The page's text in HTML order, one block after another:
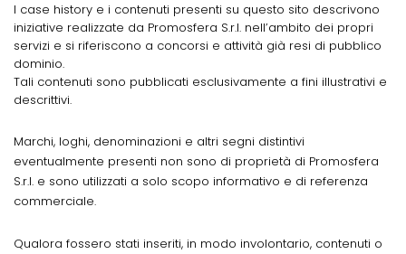
I case history e i contenuti presenti su questo sito descrivono
iniziative realizzate da Promosfera S.r.l. nell’ambito dei propri
servizi e si riferiscono a concorsi e attività già resi di pubblico
dominio.
Tali contenuti sono pubblicati esclusivamente a fini illustrativi e
descrittivi.
Marchi, loghi, denominazioni e altri segni distintivi
eventualmente presenti non sono di proprietà di Promosfera
S.r.l. e sono utilizzati a solo scopo informativo e di referenza
commerciale.
Qualora fossero stati inseriti, in modo involontario, contenuti o